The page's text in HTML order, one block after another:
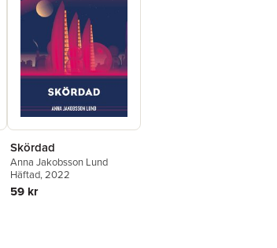
Skördad
Anna Jakobsson Lund
Häftad, 2022
59 kr